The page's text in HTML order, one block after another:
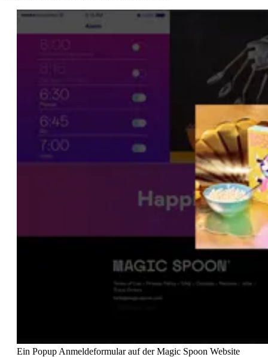
Ein Popup Anmeldeformular auf der Magic Spoon Website